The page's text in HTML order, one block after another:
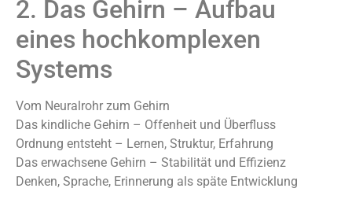
2. Das Gehirn – Aufbau
eines hochkomplexen
Systems
Vom Neuralrohr zum Gehirn
Das kindliche Gehirn – Offenheit und Überfluss
Ordnung entsteht – Lernen, Struktur, Erfahrung
Das erwachsene Gehirn – Stabilität und Effizienz
Denken, Sprache, Erinnerung als späte Entwicklung